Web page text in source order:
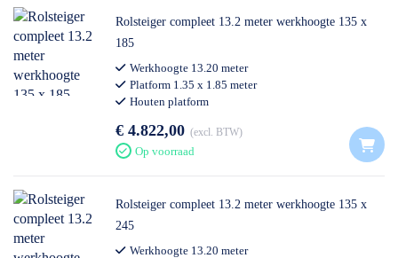
Rolsteiger compleet 13.2 meter werkhoogte 135 x
185
Werkhoogte 13.20 meter
Platform 1.35 x 1.85 meter
Houten platform
€ 4.822,00 excl. BTW
Op voorraad
Rolsteiger compleet 13.2 meter werkhoogte 135 x
245
Werkhoogte 13.20 meter